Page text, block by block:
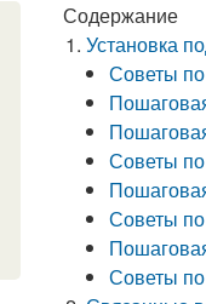
Содержание
Установка
Советы по
Советы
Советы
Советы по